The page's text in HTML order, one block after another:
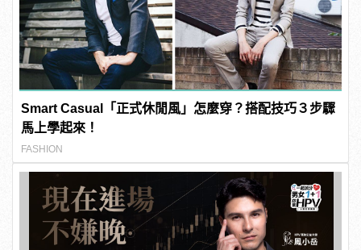
Smart Casual「正式休閒風」怎麼穿？搭配技巧３步驟
馬上學起來！
FASHION